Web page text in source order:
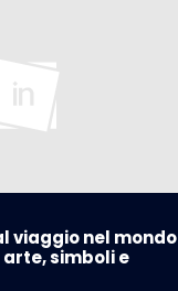
viaggio nel mondo
simboli e